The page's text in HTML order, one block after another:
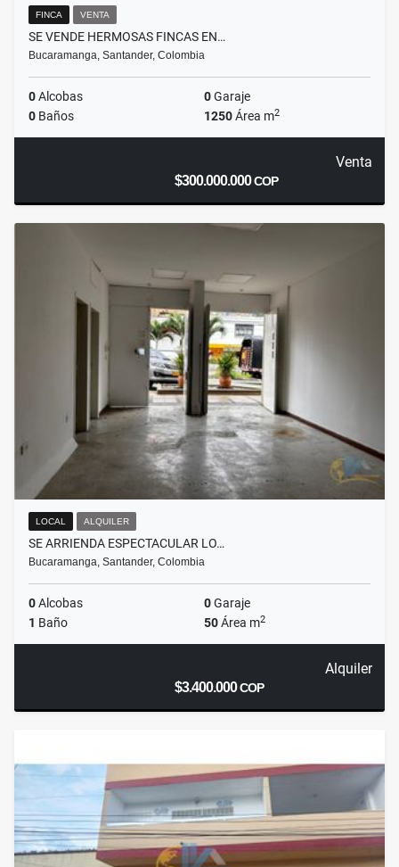
FINCA VENTA
SE VENDE HERMOSAS FINCAS EN…
Bucaramanga, Santander, Colombia
0Alcobas 0Garaje
0 Baños 1250Área m2
Venta
$300.000.000COP
LOCAL ALQUILER
SE ARRIENDA ESPECTACULAR LO…
Bucaramanga, Santander, Colombia
0Alcobas 0Garaje
1 Baño 50Área m2
Alquiler
$3.400.000COP